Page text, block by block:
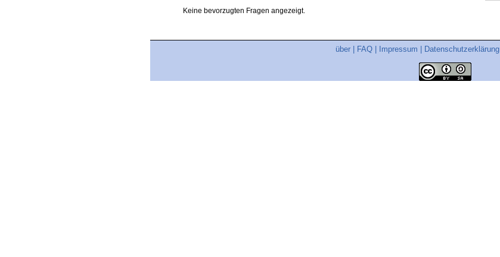
Keine bevorzugten Fragen angezeigt.
über FAQ Impressum Datenschutzerklärung